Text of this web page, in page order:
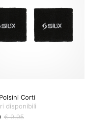
Corti
disponibili
€ 9,95